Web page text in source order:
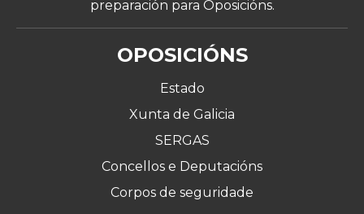
preparación para Oposicións.
OPOSICIÓNS
Estado
Xunta de Galicia
SERGAS
Concellos e Deputacións
Corpos de seguridade